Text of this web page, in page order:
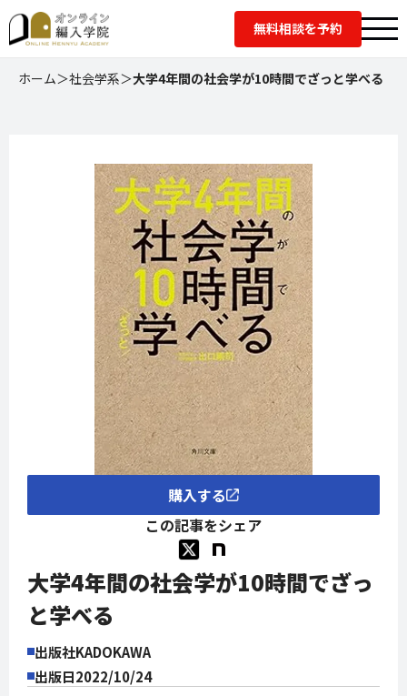
無料相談を予約
ホーム＞社会学系＞大学4年間の社会学が10時間でざっと学べる
購入する
この記事をシェア
大学4年間の社会学が10時間でざっ
と学べる
出版社KADOKAWA
出版日2022/10/24